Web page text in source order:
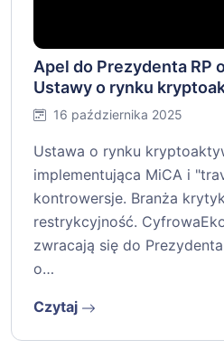
Apel do Prezydenta RP
Ustawy o rynku
16 października 2025
Ustawa o rynku
implementująca MiCA i
kontrowersje. Branża
restrykcyjność.
zwracają się do
o…
Czytaj